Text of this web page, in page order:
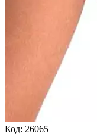
Код: 26065